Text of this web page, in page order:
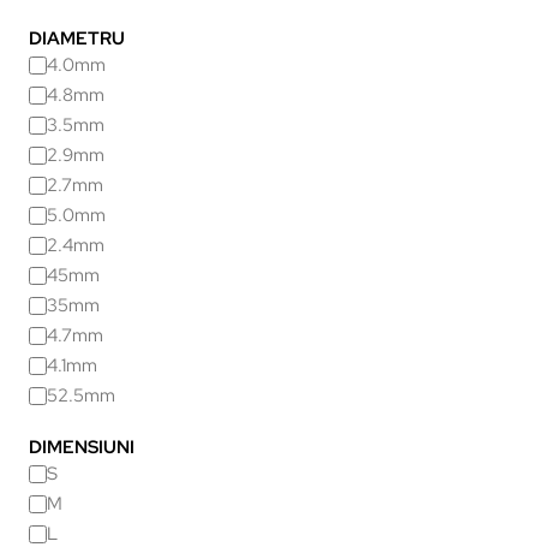
DIAMETRU
4.0mm
4.8mm
3.5mm
2.9mm
2.7mm
5.0mm
2.4mm
45mm
35mm
4.7mm
4.1mm
52.5mm
DIMENSIUNI
S
M
L